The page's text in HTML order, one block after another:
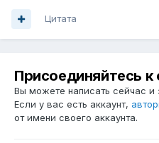
Цитата
Присоединяйтесь
Вы можете написать сейчас и
Если у вас есть аккаунт,
от имени своего аккаунта.